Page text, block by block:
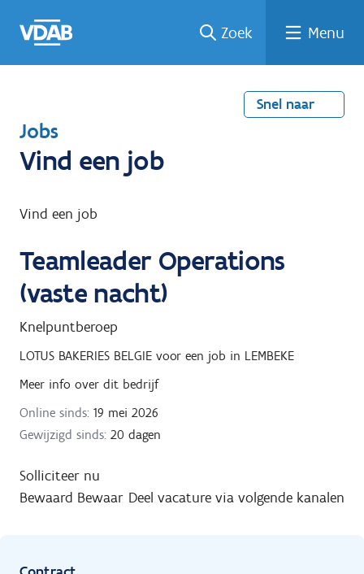
naar
een
een
job
naar
Zoek Menu
Snel naar
T
e
u
n
a
r
Jobs
Vind een job
Vind een job
Teamleader Operations
(vaste nacht)
Knelpuntberoep
LOTUS BAKERIES BELGIE voor een job in LEMBEKE
Meer info over dit bedrijf
Online sinds: 19 mei 2026
Gewijzigd sinds: 20 dagen
Solliciteer nu
Bewaard Bewaar Deel vacature via volgende kanalen